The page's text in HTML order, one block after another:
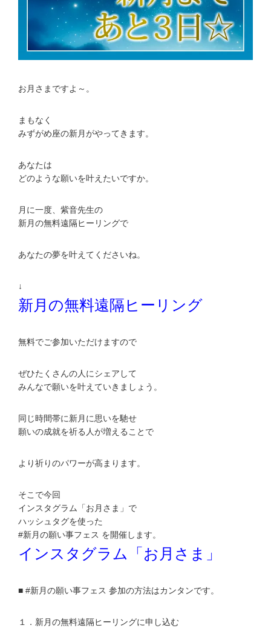
お月さまですよ～。
まもなく
みずがめ座の新月がやってきます。
あなたは
どのような願いを叶えたいですか。
月に一度、紫音先生の
新月の無料遠隔ヒーリングで
あなたの夢を叶えてくださいね。
↓
新月の無料遠隔ヒーリング
無料でご参加いただけますので
ぜひたくさんの人にシェアして
みんなで願いを叶えていきましょう。
同じ時間帯に新月に思いを馳せ
願いの成就を祈る人が増えることで
より祈りのパワーが高まります。
そこで今回
インスタグラム「お月さま」で
ハッシュタグを使った
#新月の願い事フェス を開催します。
インスタグラム「お月さま」
■ #新月の願い事フェス 参加の方法はカンタンです。
１．新月の無料遠隔ヒーリングに申し込む